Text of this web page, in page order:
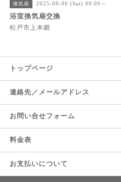
換気扇 2025-09-06 (Sat) 09:00～
浴室換気扇交換
松戸市上本郷
トップページ
連絡先／メールアドレス
お問い合せフォーム
料金表
お支払いについて